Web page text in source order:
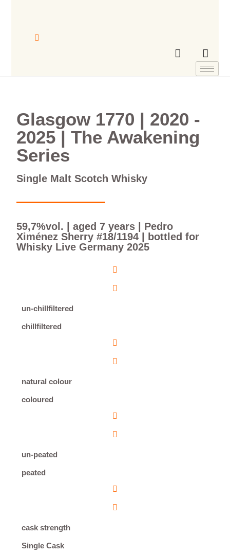
Glasgow 1770 | 2020 -
2025 | The Awakening
Series
Single Malt Scotch Whisky
59,7%vol. | aged 7 years | Pedro
Ximénez Sherry #18/1194 | bottled for
Whisky Live Germany 2025
un-chillfiltered
chillfiltered
natural colour
coloured
un-peated
peated
cask strength
Single Cask